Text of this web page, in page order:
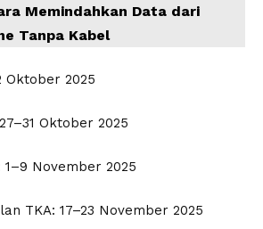
Memindahkan Data dari
Tanpa Kabel
Oktober 2025
Oktober 2025
November 2025
TKA: 17–23 November 2025